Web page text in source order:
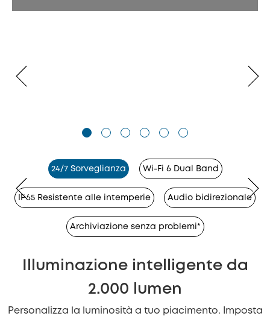
24/7 Sorveglianza Wi-Fi 6 Dual Band
IP65 Resistente alle intemperie Audio bidirezionale
Archiviazione senza problemi*
Illuminazione intelligente da
2.000 lumen
Personalizza la luminosità a tuo piacimento. Imposta